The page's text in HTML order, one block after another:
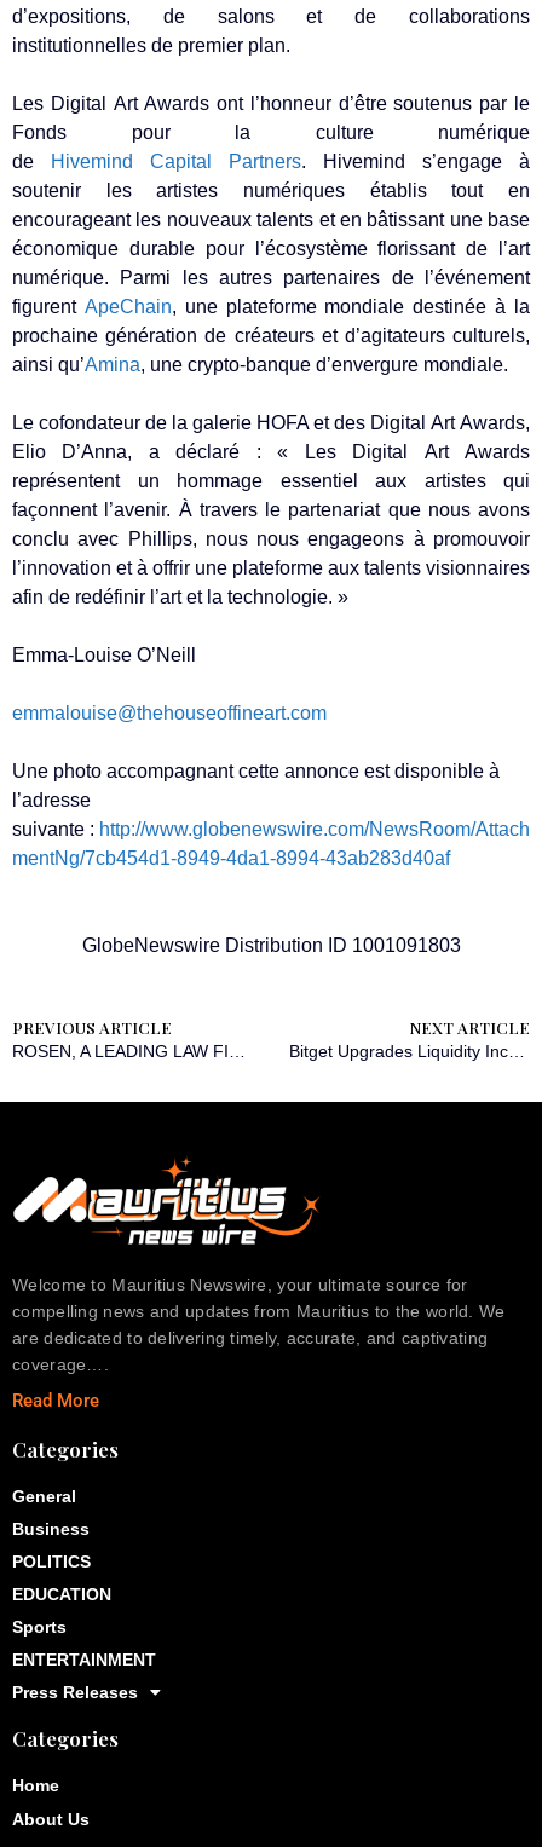
d’expositions, de salons et de collaborations
institutionnelles de premier plan.
Les Digital Art Awards ont l’honneur d’être soutenus par le
Fonds pour la culture numérique
de
Hivemind Capital Partners. Hivemind s’engage à
soutenir les artistes numériques établis tout en
encourageant les nouveaux talents et en bâtissant une base
économique durable pour l’écosystème florissant de l’art
numérique. Parmi les autres partenaires de l’événement
figurent ApeChain, une plateforme mondiale destinée à la
prochaine génération de créateurs et d’agitateurs culturels,
ainsi qu’Amina, une crypto-banque d’envergure mondiale.
Le cofondateur de la galerie HOFA et des Digital Art Awards,
Elio D’Anna, a déclaré : « Les Digital Art Awards
représentent un hommage essentiel aux artistes qui
façonnent l’avenir. À travers le partenariat que nous avons
conclu avec Phillips, nous nous engageons à promouvoir
l’innovation et à offrir une plateforme aux talents visionnaires
afin de redéfinir l’art et la technologie. »
Emma-Louise O’Neill
emmalouise@thehouseoffineart.com
Une photo accompagnant cette annonce est disponible à
l’adresse
suivante : http://www.globenewswire.com/NewsRoom/Attach
mentNg/7cb454d1-8949-4da1-8994-43ab283d40af
GlobeNewswire Distribution ID 1001091803
PREVIOUS ARTICLE NEXT ARTICLE
Welcome to Mauritius Newswire, your ultimate source for
compelling news and updates from Mauritius to the world. We
are dedicated to delivering timely, accurate, and captivating
coverage….
Read More
Categories
General
Business
POLITICS
EDUCATION
Sports
ENTERTAINMENT
Press Releases
Categories
Home
About Us